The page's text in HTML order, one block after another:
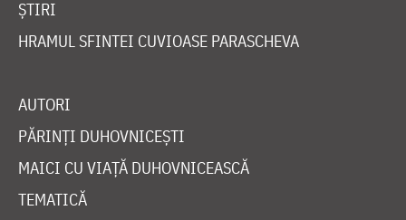
ȘTIRI
HRAMUL SFINTEI CUVIOASE PARASCHEVA
AUTORI
PĂRINȚI DUHOVNICEȘTI
MAICI CU VIAȚĂ DUHOVNICEASCĂ
TEMATICĂ